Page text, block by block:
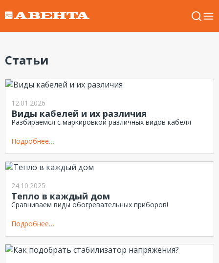
Статьи
12.01.2026
Виды кабелей и их различия
Разбираемся с маркировкой различных видов кабеля
Подробнее…
24.10.2025
Тепло в каждый дом
Сравниваем виды обогревательных приборов!
Подробнее…